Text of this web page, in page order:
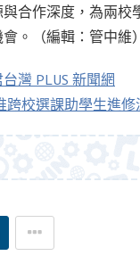
合作深度，為兩校
。（編輯：管中維
灣 PLUS 新聞網
跨校選課助學生進修